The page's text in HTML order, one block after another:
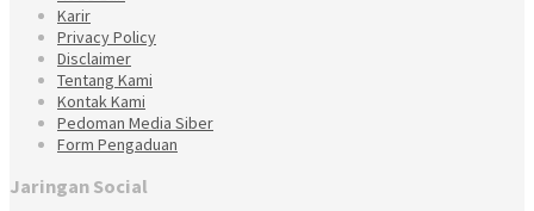
Karir
Privacy Policy
Disclaimer
Tentang Kami
Kontak Kami
Pedoman Media Siber
Form Pengaduan
Jaringan Social